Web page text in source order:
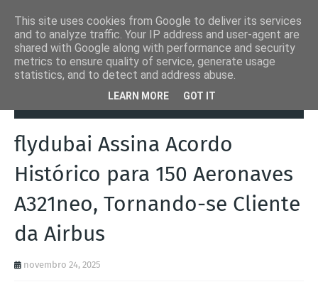
Aeronaves
flydubai Assina Acordo Histórico para 150
flydubai Assina Acordo
Histórico para 150 Aeronaves
A321neo, Tornando-se Cliente
da Airbus
novembro 24, 2025
This site uses cookies from Google to deliver its services
and to analyze traffic. Your IP address and user-agent are
shared with Google along with performance and security
metrics to ensure quality of service, generate usage
statistics, and to detect and address abuse.
LEARN MORE GOT IT